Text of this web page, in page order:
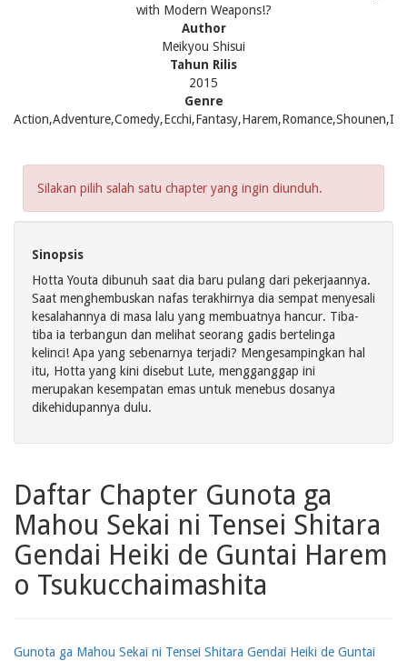
with Modern Weapons!?
Author
Meikyou Shisui
Tahun Rilis
2015
Genre
Silakan pilih salah satu chapter yang ingin diunduh.
Sinopsis
Hotta Youta dibunuh saat dia baru pulang dari pekerjaannya.
Saat menghembuskan nafas terakhirnya dia sempat menyesali
kesalahannya di masa lalu yang membuatnya hancur. Tiba-
tiba ia terbangun dan melihat seorang gadis bertelinga
kelinci! Apa yang sebenarnya terjadi? Mengesampingkan hal
itu, Hotta yang kini disebut Lute, mengganggap ini
merupakan kesempatan emas untuk menebus dosanya
dikehidupannya dulu.
Daftar Chapter Gunota ga
Mahou Sekai ni Tensei Shitara
Gendai Heiki de Guntai Harem
o Tsukucchaimashita
Gunota ga Mahou Sekai ni Tensei Shitara Gendai Heiki de Guntai